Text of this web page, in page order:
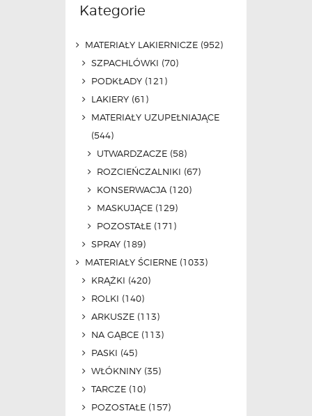
Kategorie
MATERIAŁY LAKIERNICZE (952)
SZPACHLÓWKI (70)
PODKŁADY (121)
LAKIERY (61)
MATERIAŁY UZUPEŁNIAJĄCE
(544)
UTWARDZACZE (58)
ROZCIEŃCZALNIKI (67)
KONSERWACJA (120)
MASKUJĄCE (129)
POZOSTAŁE (171)
SPRAY (189)
MATERIAŁY ŚCIERNE (1033)
KRĄŻKI (420)
ROLKI (140)
ARKUSZE (113)
NA GĄBCE (113)
PASKI (45)
WŁÓKNINY (35)
TARCZE (10)
POZOSTAŁE (157)